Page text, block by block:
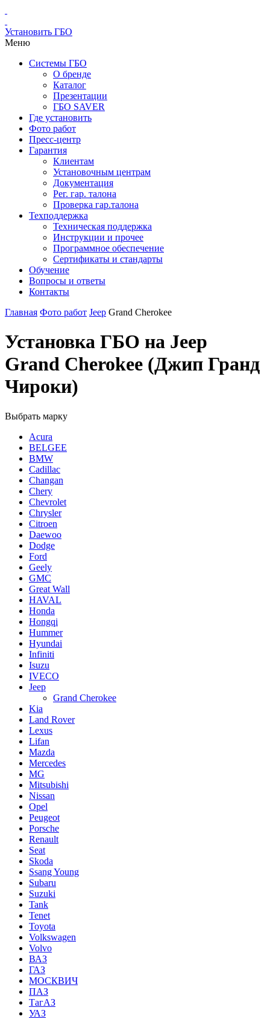
Установить ГБО
Меню
Системы ГБО
О бренде
Каталог
Презентации
ГБО SAVER
Где установить
Фото работ
Пресс-центр
Гарантия
Клиентам
Установочным центрам
Документация
Рег. гар. талона
Проверка гар.талона
Техподдержка
Техническая поддержка
Инструкции и прочее
Программное обеспечение
Сертификаты и стандарты
Обучение
Вопросы и ответы
Контакты
Главная Фото работ Jeep Grand Cherokee
Установка ГБО на Jeep
Grand Cherokee (Джип Гранд
Чироки)
Выбрать марку
Acura
BELGEE
BMW
Cadillac
Changan
Chery
Chevrolet
Chrysler
Citroen
Daewoo
Dodge
Ford
Geely
GMC
Great Wall
HAVAL
Honda
Hongqi
Hummer
Hyundai
Infiniti
Isuzu
IVECO
Jeep
Grand Cherokee
Kia
Land Rover
Lexus
Lifan
Mazda
Mercedes
MG
Mitsubishi
Nissan
Opel
Peugeot
Porsche
Renault
Seat
Skoda
Ssang Young
Subaru
Suzuki
Tank
Tenet
Toyota
Volkswagen
Volvo
ВАЗ
ГАЗ
МОСКВИЧ
ПАЗ
ТагАЗ
УАЗ